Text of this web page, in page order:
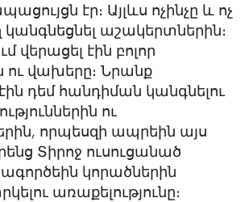
էր։ Այլևս ոչինչը և ոչ
կանգնեցնել աշակերտներին։
վերացել էին բոլոր
ու վախերը։ Նրանք
դեմ հանդիման կանգնելու
ու
որպեսզի ապրեին այս
Տիրոջ ուսուցանած
կորածներին
առաքելությունը։